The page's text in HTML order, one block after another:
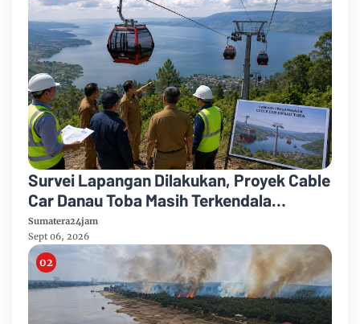
Survei Lapangan Dilakukan, Proyek Cable
Car Danau Toba Masih Terkendala
Pembebasan BPHTB di Sebagian Lahan
Sumatera24jam
Sept 06, 2026